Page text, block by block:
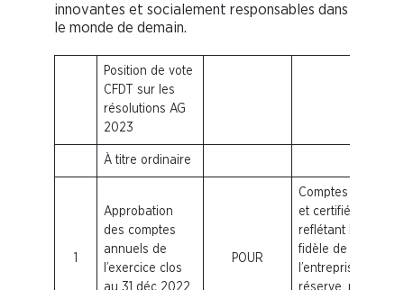
innovantes et socialement responsables dans
le monde de demain.
Position de vote
CFDT sur les
résolutions AG
2023
À titre ordinaire
1
Approbation
des comptes
annuels de
l’exercice clos
au 31 déc 2022
POUR
Comptes audités
et certifiés
reflétant l’image
fidèle de
l’entreprise sans
réserve, par les